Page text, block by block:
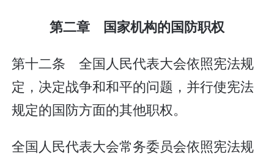
第二章 国家机构的国防职权
第十二条 全国人民代表大会依照宪法规
定，决定战争和和平的问题，并行使宪法
规定的国防方面的其他职权。
全国人民代表大会常务委员会依照宪法规